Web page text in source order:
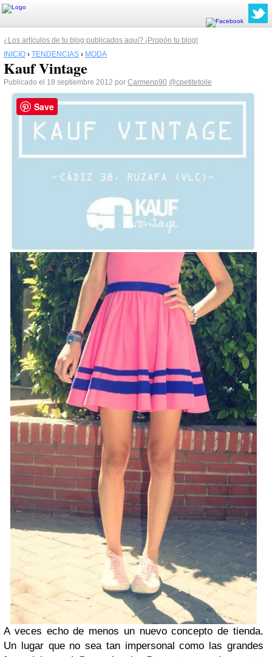
¿Los artículos de tu blog publicados aquí? ¡Propón tu blog!
INICIO › TENDENCIAS › MODA
Kauf Vintage
Publicado el 18 septiembre 2012 por Carmenp90 @cpetitetoile
A veces echo de menos un nuevo concepto de tienda.
Un lugar que no sea tan impersonal como las grandes
Save